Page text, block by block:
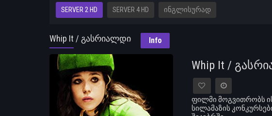
SERVER 2 HD SERVER 4 HD ᲘᲜᲒᲚᲘᲡᲣᲠᲐᲓ
Whip It / გასრიალდი Info
Whip It /
ფილმი მოგვითრობს
სილამაზის